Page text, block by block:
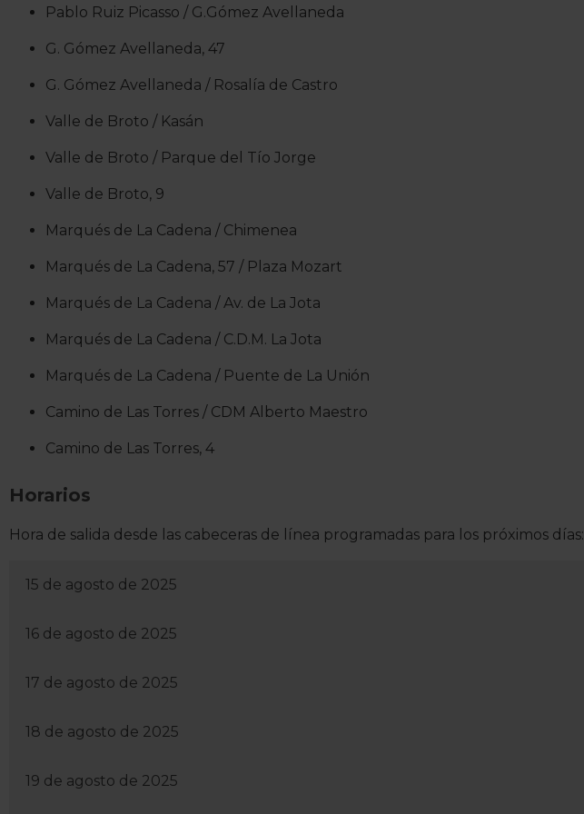
Pablo Ruiz Picasso / G.Gómez Avellaneda
G. Gómez Avellaneda, 47
G. Gómez Avellaneda / Rosalía de Castro
Valle de Broto / Kasán
Valle de Broto / Parque del Tío Jorge
Valle de Broto, 9
Marqués de La Cadena / Chimenea
Marqués de La Cadena, 57 / Plaza Mozart
Marqués de La Cadena / Av. de La Jota
Marqués de La Cadena / C.D.M. La Jota
Marqués de La Cadena / Puente de La Unión
Camino de Las Torres / CDM Alberto Maestro
Camino de Las Torres, 4
Horarios
Hora de salida desde las cabeceras de línea programadas para los próximos días:
15 de agosto de 2025
16 de agosto de 2025
17 de agosto de 2025
18 de agosto de 2025
19 de agosto de 2025